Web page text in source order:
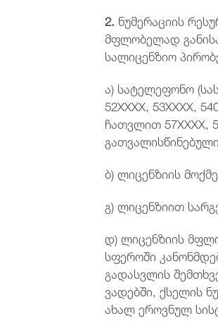
2. ნუმერაციის
მფლობელად
სალიცენზიო
ა) სატელეფონო
52XXXX, 53XXXX,
ჩათვლით 57XXXX,
ბ) ლიცენზიის
გ) ლიცენზიით
დ) ლიცენზიის
სფეროში
გადასვლის
ვადებში, ქსელის
ახალ ეროვნულ